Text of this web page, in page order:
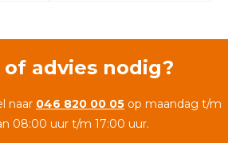
of advies nodig?
naar 046 820 00 05 op maandag t/m
08:00 uur t/m 17:00 uur.